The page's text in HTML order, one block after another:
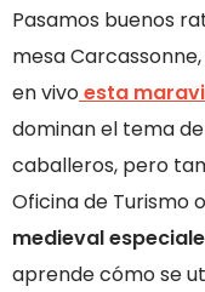
Pasamos buenos
mesa
en vivoesta
dominan el tema
caballeros, pero
Oficina de Turismo
medieval
aprende cómo se